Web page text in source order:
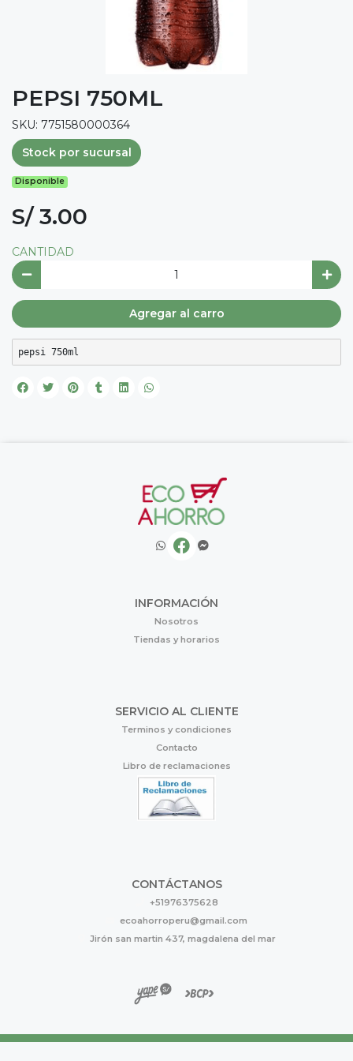
PEPSI 750ML
SKU: 7751580000364
Stock por sucursal
Disponible
S/ 3.00
CANTIDAD
Agregar al carro
pepsi 750ml
INFORMACIÓN
Nosotros
Tiendas y horarios
SERVICIO AL CLIENTE
Terminos y condiciones
Contacto
Libro de reclamaciones
CONTÁCTANOS
+51976375628
ecoahorroperu@gmail.com
Jirón san martin 437, magdalena del mar
Eco Ahorro © 2026